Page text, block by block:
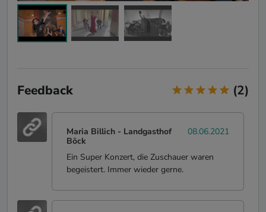
Feedback (2)
Maria Billich - Landgasthof
Böck
08.06.2021
Ein Super Konzert, die Zuschauer waren
begeistert. Immer wieder gerne.